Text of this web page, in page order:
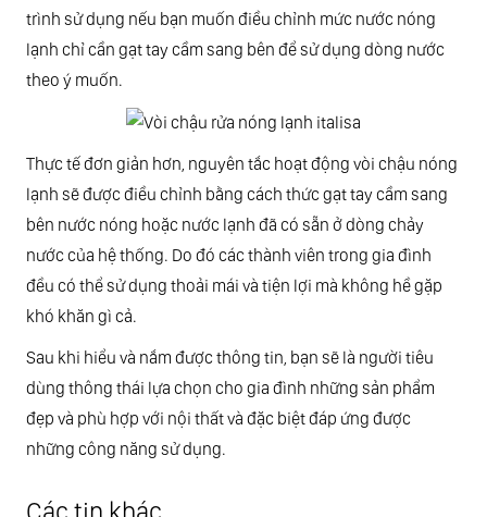
trình sử dụng nếu bạn muốn điều chỉnh mức nước nóng
lạnh chỉ cần gạt tay cầm sang bên để sử dụng dòng nước
theo ý muốn.
Thực tế đơn giản hơn, nguyên tắc hoạt động vòi chậu nóng
lạnh sẽ được điều chỉnh bằng cách thức gạt tay cầm sang
bên nước nóng hoặc nước lạnh đã có sẵn ở dòng chảy
nước của hệ thống. Do đó các thành viên trong gia đình
đều có thể sử dụng thoải mái và tiện lợi mà không hề gặp
khó khăn gì cả.
Sau khi hiểu và nắm được thông tin, bạn sẽ là người tiêu
dùng thông thái lựa chọn cho gia đình những sản phẩm
đẹp và phù hợp với nội thất và đặc biệt đáp ứng được
những công năng sử dụng.